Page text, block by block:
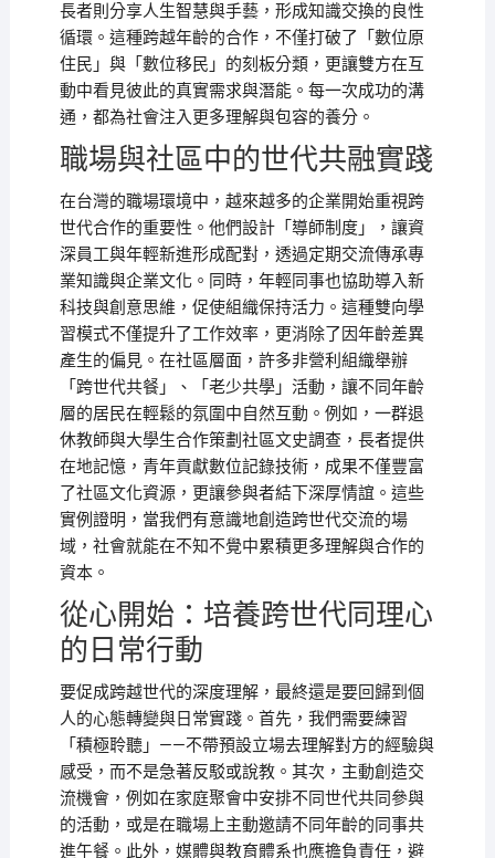
長者則分享人生智慧與手藝，形成知識交換的良性
循環。這種跨越年齡的合作，不僅打破了「數位原
住民」與「數位移民」的刻板分類，更讓雙方在互
動中看見彼此的真實需求與潛能。每一次成功的溝
通，都為社會注入更多理解與包容的養分。
職場與社區中的世代共融實踐
在台灣的職場環境中，越來越多的企業開始重視跨
世代合作的重要性。他們設計「導師制度」，讓資
深員工與年輕新進形成配對，透過定期交流傳承專
業知識與企業文化。同時，年輕同事也協助導入新
科技與創意思維，促使組織保持活力。這種雙向學
習模式不僅提升了工作效率，更消除了因年齡差異
產生的偏見。在社區層面，許多非營利組織舉辦
「跨世代共餐」、「老少共學」活動，讓不同年齡
層的居民在輕鬆的氛圍中自然互動。例如，一群退
休教師與大學生合作策劃社區文史調查，長者提供
在地記憶，青年貢獻數位記錄技術，成果不僅豐富
了社區文化資源，更讓參與者結下深厚情誼。這些
實例證明，當我們有意識地創造跨世代交流的場
域，社會就能在不知不覺中累積更多理解與合作的
資本。
從心開始：培養跨世代同理心
的日常行動
要促成跨越世代的深度理解，最終還是要回歸到個
人的心態轉變與日常實踐。首先，我們需要練習
「積極聆聽」——不帶預設立場去理解對方的經驗與
感受，而不是急著反駁或說教。其次，主動創造交
流機會，例如在家庭聚會中安排不同世代共同參與
的活動，或是在職場上主動邀請不同年齡的同事共
進午餐。此外，媒體與教育體系也應擔負責任，避